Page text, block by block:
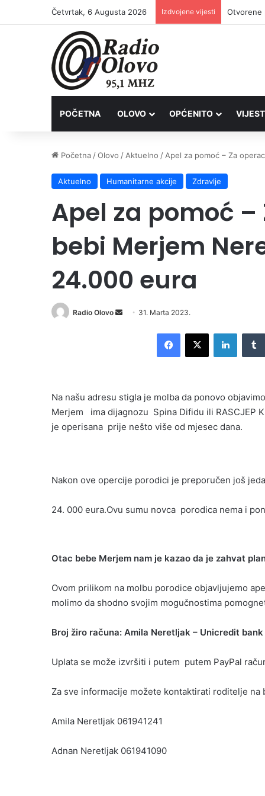
Četvrtak, 6 Augusta 2026 Izdvojene vijesti Lovačkim
POČETNA OLOVO OPĆENITO
Početna /Olovo / Aktuelno / Apel za pomoć – Za
Aktuelno Humanitarne akcije Zdravlje
Apel za pomoć
bebi Merjem
24.000 eura
Radio Olovo
Send 31. Marta 2023.
Facebook
X LinkedIn
Na našu adresu stigla je molba da ponovo
Merjem ima dijagnozu Spina Difidu ili RASCJEP
je operisana prije nešto više od mjesec dana.
Nakon ove opercije porodici je preporučen još
24. 000 eura.Ovu sumu novca porodica nema i
Otac bebe Merjem nam je kazao da je zahvat
Ovom prilikom na molbu porodice objavljujemo
molimo da shodno svojim mogučnostima
Broj žiro računa: Amila Neretljak – Unicredit
Uplata se može izvršiti i putem putem PayPal
Za sve informacije možete kontaktirati roditelje na
Amila Neretljak 061941241
Adnan Neretljak 061941090